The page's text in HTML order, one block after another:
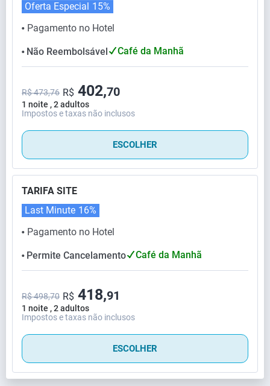
⬤ Pagamento no Hotel
Oferta Especial 15%
⬤ Não Reembolsável Café da Manhã
1 noite , 2 adultos
R$ 473,76 R$ 402,70
Impostos e taxas não inclusos
ESCOLHER
TARIFA SITE
⬤ Pagamento no Hotel
Last Minute 16%
⬤ Permite Cancelamento Café da Manhã
1 noite , 2 adultos
R$ 498,70 R$ 418,91
Impostos e taxas não inclusos
ESCOLHER